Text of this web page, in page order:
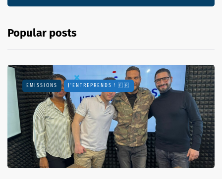
Popular posts
EMISSIONS J'ENTREPRENDS ! 🇫🇷